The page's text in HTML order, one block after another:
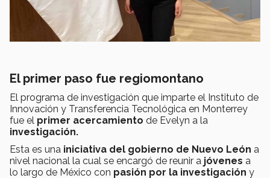
El primer paso fue regiomontano
El programa de investigación que imparte el Instituto de
Innovación y Transferencia Tecnológica en Monterrey
fue el primer acercamiento de Evelyn a la
investigación.
Esta es una iniciativa del gobierno de Nuevo León a
nivel nacional la cual se encargó de reunir a jóvenes a
lo largo de México con pasión por la investigación y